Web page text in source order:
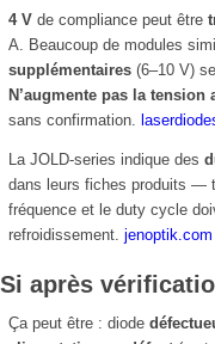
4 V de compliance peut être
A. Beaucoup de modules
supplémentaires (6–10 V)
N’augmente pas la
sans confirmation.
La JOLD-series indique des
dans leurs fiches produits —
fréquence et le duty cycle
refroidissement. jenoptik.com
Si après
Ça peut être : diode